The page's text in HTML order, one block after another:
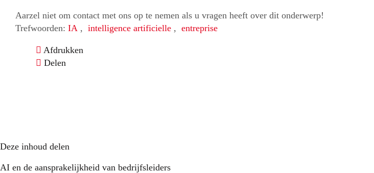
Aarzel niet om contact met ons op te nemen als u vragen heeft over dit onderwerp!
Trefwoorden: IA , intelligence artificielle , entreprise
Afdrukken
Delen
Deze inhoud delen
AI en de aansprakelijkheid van bedrijfsleiders